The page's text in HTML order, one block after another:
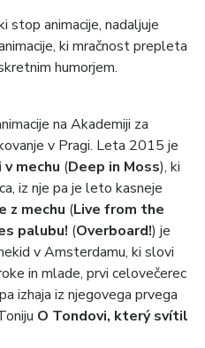
stop animacije, nadaljuje
ki mračnost prepleta
humorjem.
na Akademiji za
v Pragi. Leta 2015 je
mechu (Deep in Moss), ki
iz nje pa je leto kasneje
z mechu (Live from the
palubu! (Overboard!) je
v Amsterdamu, ki slovi
in mlade, prvi celovečerec
pa izhaja iz njegovega prvega
O Tondovi, který svítil